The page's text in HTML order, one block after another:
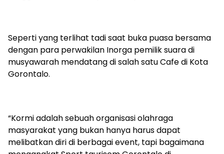
Seperti yang terlihat tadi saat buka puasa bersama
dengan para perwakilan Inorga pemilik suara di
musyawarah mendatang di salah satu Cafe di Kota
Gorontalo.
“Kormi adalah sebuah organisasi olahraga
masyarakat yang bukan hanya harus dapat
melibatkan diri di berbagai event, tapi bagaimana